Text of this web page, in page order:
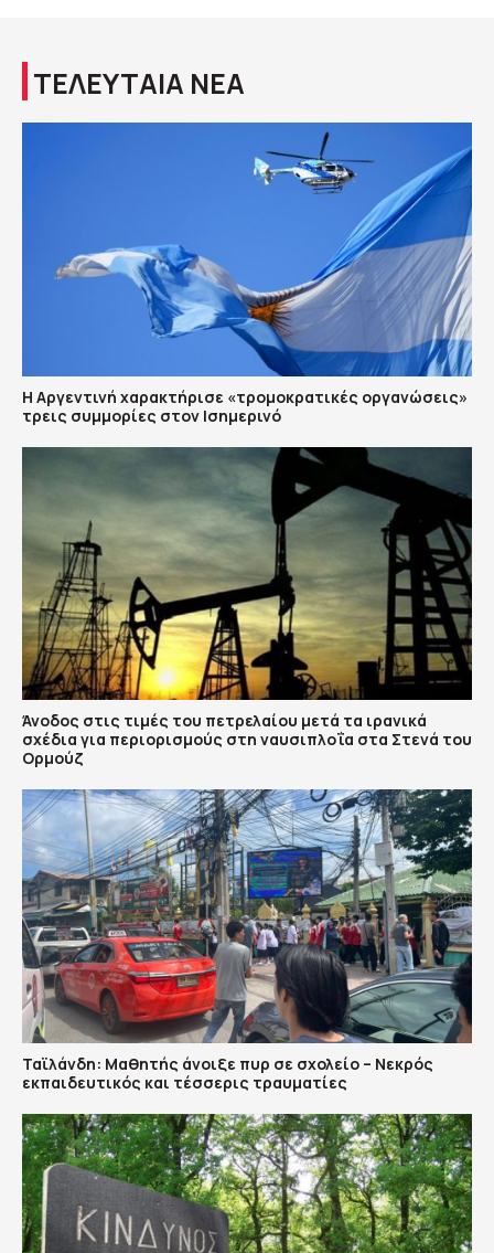
ΤΕΛΕΥΤΑΙΑ ΝΕΑ
Η Αργεντινή χαρακτήρισε «τρομοκρατικές οργανώσεις»
τρεις συμμορίες στον Ισημερινό
Άνοδος στις τιμές του πετρελαίου μετά τα ιρανικά
σχέδια για περιορισμούς στη ναυσιπλοΐα στα Στενά του
Ορμούζ
Ταϊλάνδη: Μαθητής άνοιξε πυρ σε σχολείο – Νεκρός
εκπαιδευτικός και τέσσερις τραυματίες